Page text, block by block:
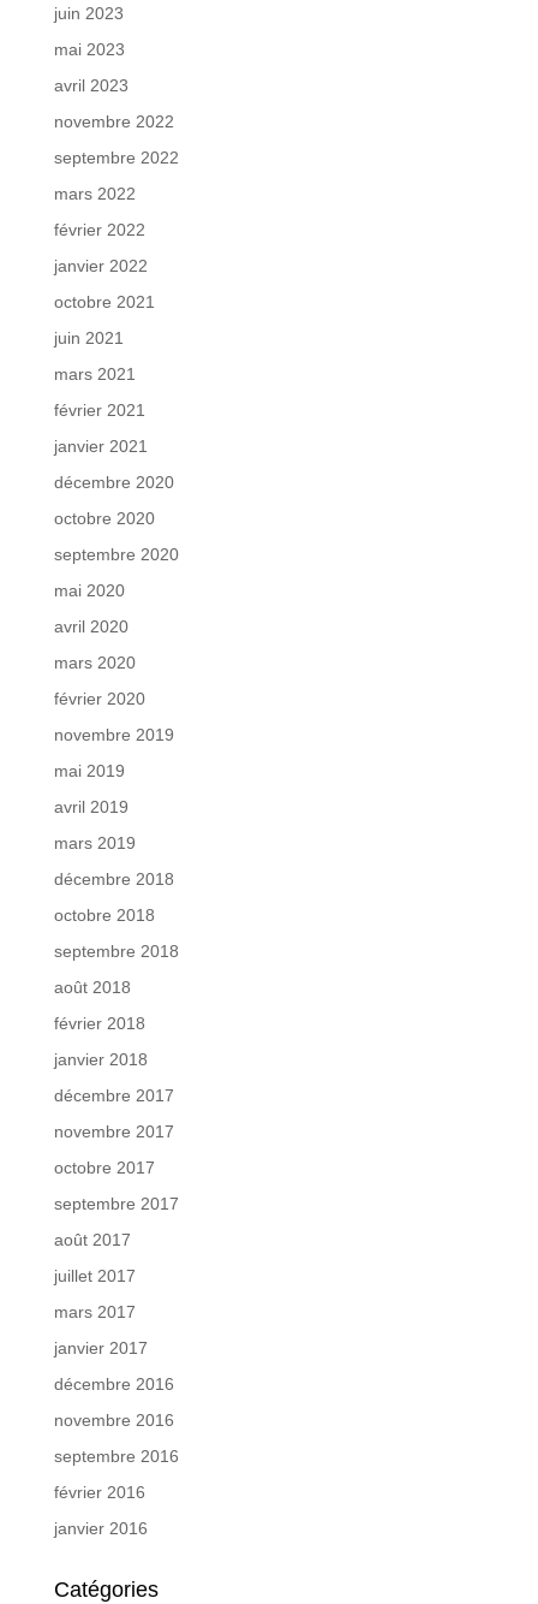
juin 2023
mai 2023
avril 2023
novembre 2022
septembre 2022
mars 2022
février 2022
janvier 2022
octobre 2021
juin 2021
mars 2021
février 2021
janvier 2021
décembre 2020
octobre 2020
septembre 2020
mai 2020
avril 2020
mars 2020
février 2020
novembre 2019
mai 2019
avril 2019
mars 2019
décembre 2018
octobre 2018
septembre 2018
août 2018
février 2018
janvier 2018
décembre 2017
novembre 2017
octobre 2017
septembre 2017
août 2017
juillet 2017
mars 2017
janvier 2017
décembre 2016
novembre 2016
septembre 2016
février 2016
janvier 2016
Catégories